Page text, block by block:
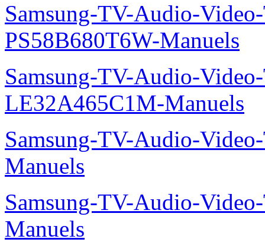
Samsung-TV-Audio-
PS58B680T6W-Manuels
Samsung-TV-Audio-
LE32A465C1M-Manuels
Samsung-TV-Audio-
Manuels
Samsung-TV-Audio-
Manuels